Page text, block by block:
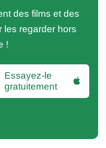
des films et des
les regarder hors
!
Essayez-le
gratuitement